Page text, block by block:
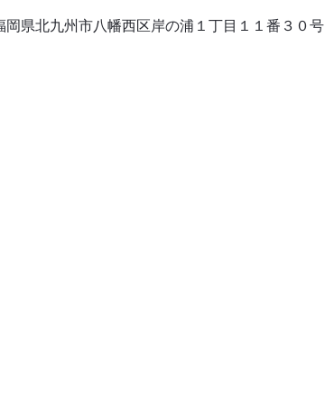
岡県北九州市八幡西区岸の浦１丁目１１番３０号